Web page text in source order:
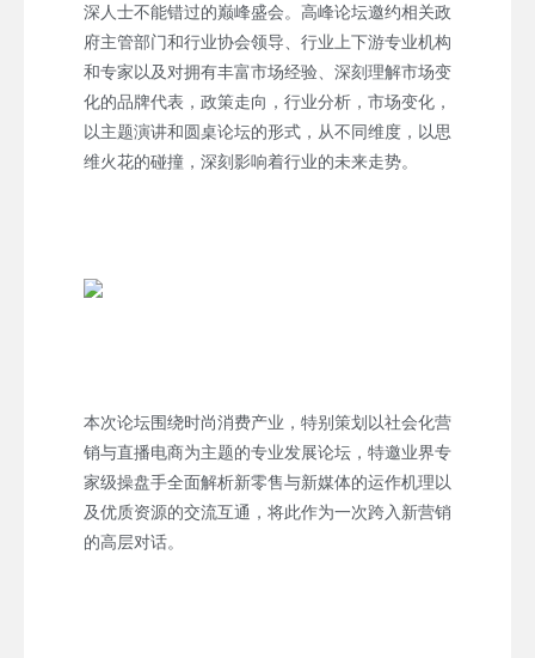
深人士不能错过的巅峰盛会。高峰论坛邀约相关政
府主管部门和行业协会领导、行业上下游专业机构
和专家以及对拥有丰富市场经验、深刻理解市场变
化的品牌代表，政策走向，行业分析，市场变化，
以主题演讲和圆桌论坛的形式，从不同维度，以思
维火花的碰撞，深刻影响着行业的未来走势。
本次论坛围绕时尚消费产业，特别策划以社会化营
销与直播电商为主题的专业发展论坛，特邀业界专
家级操盘手全面解析新零售与新媒体的运作机理以
及优质资源的交流互通，将此作为一次跨入新营销
的高层对话。